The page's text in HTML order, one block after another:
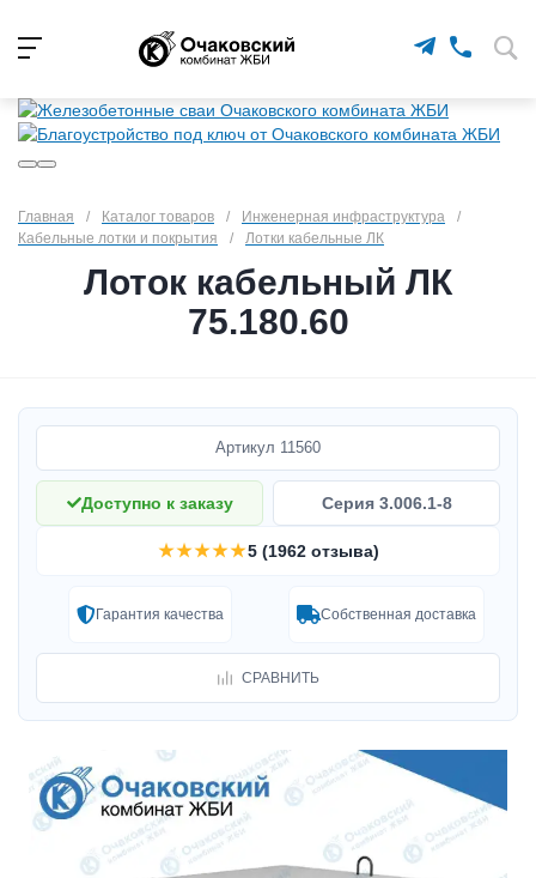
Главная / Каталог товаров / Инженерная инфраструктура
/
Кабельные лотки и покрытия
/ Лотки кабельные ЛК
Лоток кабельный ЛК
75.180.60
Артикул 11560
Доступно к заказу Серия 3.006.1-8
★★★★★5 (1962 отзыва)
Гарантия качества Собственная доставка
СРАВНИТЬ